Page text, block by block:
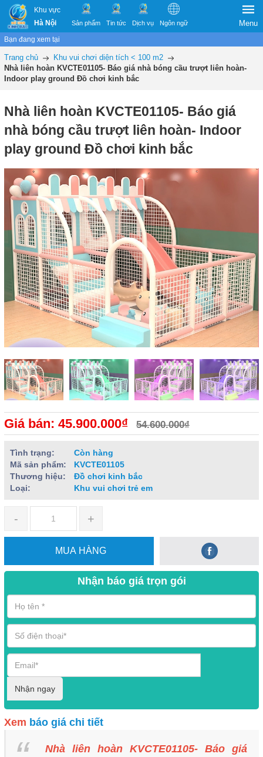
Khu vực
Hà Nội
Sản phẩm Tin tức Dịch vụ Ngôn ngữ Menu
Bạn đang xem tại
Trang chủ
Khu vui chơi diện tích < 100 m2
Nhà liên hoàn KVCTE01105- Báo giá nhà bóng cầu trượt liên hoàn-
Indoor play ground Đồ chơi kinh bắc
Nhà liên hoàn KVCTE01105- Báo giá
nhà bóng cầu trượt liên hoàn- Indoor
play ground Đồ chơi kinh bắc
Giá bán: 45.900.000₫ 54.600.000₫
Tình trạng:
Còn hàng
Mã sản phẩm:
KVCTE01105
Thương hiệu:
Đồ chơi kinh bắc
Loại:
Khu vui chơi trẻ em
- +
MUA HÀNG
Nhận báo giá trọn gói
Nhận ngay
Xem báo giá chi tiết
Nhà liên hoàn KVCTE01105- Báo giá